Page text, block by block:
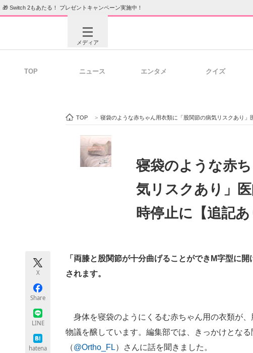
🎁 Switch 2もあたる！ プレゼントキャンペーン実施中！
メディア
ビジネスと働き方のヒント
ITエンジニア向け専門サイト 企業向けIT製品の総合
TOP ニュース エンタメ クイズ
TOP > 寝袋のような赤ちゃん用衣類に「股関節の病気リスクあり
寝袋のような赤
気リスクあり」
時停止に【追記あ
X
Share
LINE
hatena
「両膝と股関節が十分曲げることができM字型に
されます。
身体を寝袋のようにくるむ赤ちゃん用の衣類が、
物議を醸しています。編集部では、きっかけとな
（@Ortho_FL）さんに話を聞きました。